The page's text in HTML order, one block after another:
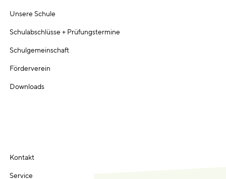
Unsere Schule
Schulabschlüsse + Prüfungstermine
Schulgemeinschaft
Förderverein
Downloads
Kontakt
Service